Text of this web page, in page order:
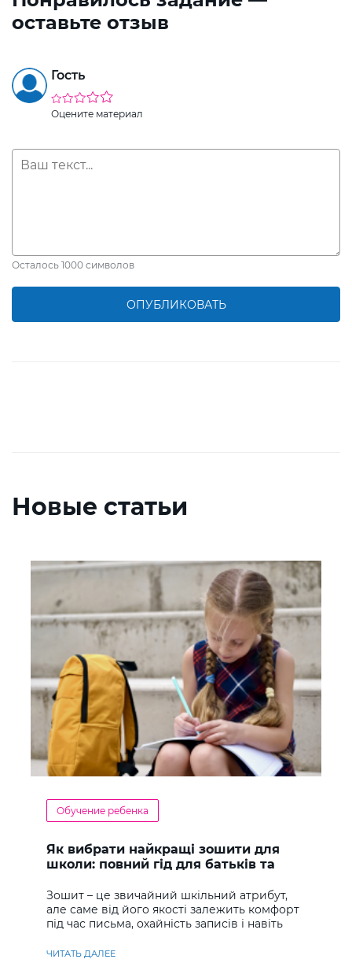
оставьте отзыв
Гость
Оцените материал
Осталось 1000 символов
ОПУБЛИКОВАТЬ
Новые статьи
Обучение ребенка
Як вибрати найкращі зошити для
школи: повний гід для батьків та
Зошит – це звичайний шкільний атрибут,
але саме від його якості залежить комфорт
під час письма, охайність записів і навіть
ЧИТАТЬ ДАЛЕЕ